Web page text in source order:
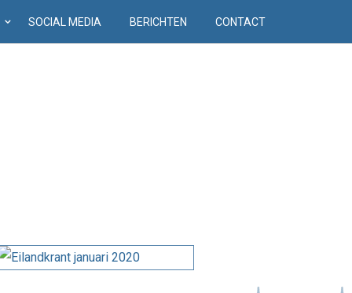
SOCIAL MEDIA BERICHTEN CONTACT